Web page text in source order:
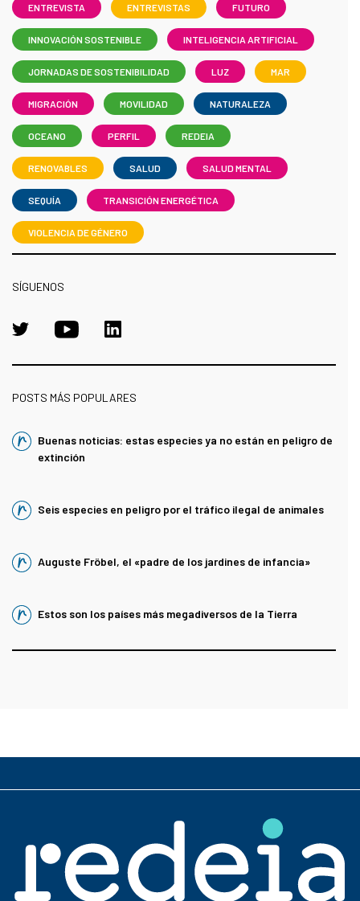
ENTREVISTA ENTREVISTAS FUTURO
INNOVACIÓN SOSTENIBLE INTELIGENCIA ARTIFICIAL
JORNADAS DE SOSTENIBILIDAD LUZ MAR
MIGRACIÓN MOVILIDAD NATURALEZA
OCEANO PERFIL REDEIA
RENOVABLES SALUD SALUD MENTAL
SEQUÍA TRANSICIÓN ENERGÉTICA
VIOLENCIA DE GÉNERO
SÍGUENOS
POSTS MÁS POPULARES
Buenas noticias: estas especies ya no están en peligro de
extinción
Seis especies en peligro por el tráfico ilegal de animales
Auguste Fröbel, el «padre de los jardines de infancia»
Estos son los países más megadiversos de la Tierra